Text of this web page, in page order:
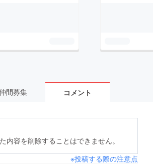
間募集 コメント
容を削除することはできません。
※投稿する際の注意点